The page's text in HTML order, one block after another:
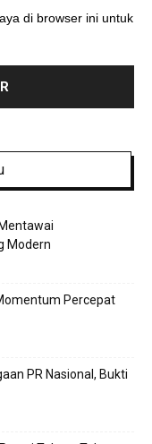
di browser ini untuk
Modern
Percepat
PR Nasional, Bukti